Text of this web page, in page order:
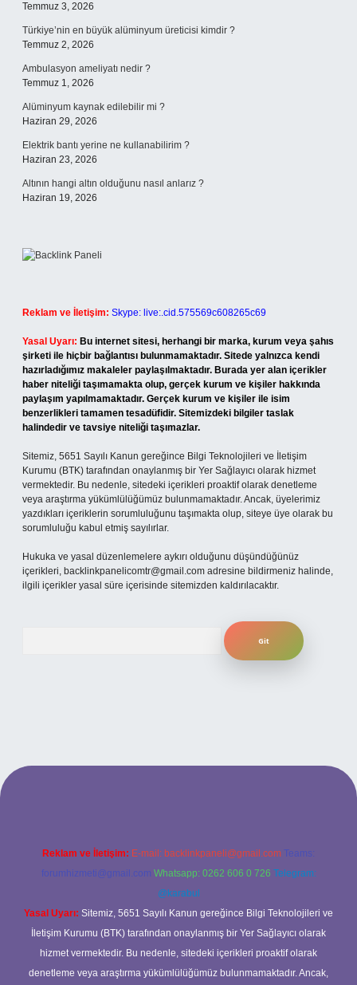
Temmuz 3, 2026
Türkiye’nin en büyük alüminyum üreticisi kimdir ?
Temmuz 2, 2026
Ambulasyon ameliyatı nedir ?
Temmuz 1, 2026
Alüminyum kaynak edilebilir mi ?
Haziran 29, 2026
Elektrik bantı yerine ne kullanabilirim ?
Haziran 23, 2026
Altının hangi altın olduğunu nasıl anlarız ?
Haziran 19, 2026
Reklam ve İletişim: Skype: live:.cid.575569c608265c69
Yasal Uyarı: Bu internet sitesi, herhangi bir marka, kurum veya şahıs
şirketi ile hiçbir bağlantısı bulunmamaktadır. Sitede yalnızca kendi
hazırladığımız makaleler paylaşılmaktadır. Burada yer alan içerikler
haber niteliği taşımamakta olup, gerçek kurum ve kişiler hakkında
paylaşım yapılmamaktadır. Gerçek kurum ve kişiler ile isim
benzerlikleri tamamen tesadüfidir. Sitemizdeki bilgiler taslak
halindedir ve tavsiye niteliği taşımazlar.
Sitemiz, 5651 Sayılı Kanun gereğince Bilgi Teknolojileri ve İletişim
Kurumu (BTK) tarafından onaylanmış bir Yer Sağlayıcı olarak hizmet
vermektedir. Bu nedenle, sitedeki içerikleri proaktif olarak denetleme
veya araştırma yükümlülüğümüz bulunmamaktadır. Ancak, üyelerimiz
yazdıkları içeriklerin sorumluluğunu taşımakta olup, siteye üye olarak bu
sorumluluğu kabul etmiş sayılırlar.
Hukuka ve yasal düzenlemelere aykırı olduğunu düşündüğünüz
içerikleri, backlinkpanelicomtr@gmail.com adresine bildirmeniz halinde,
ilgili içerikler yasal süre içerisinde sitemizden kaldırılacaktır.
Reklam ve İletişim: E-mail: backlinkpaneli@gmail.com Teams:
forumhizmeti@gmail.com Whatsapp: 0262 606 0 726 Telegram:
@karabul
Yasal Uyarı: Sitemiz, 5651 Sayılı Kanun gereğince Bilgi Teknolojileri ve
İletişim Kurumu (BTK) tarafından onaylanmış bir Yer Sağlayıcı olarak
hizmet vermektedir. Bu nedenle, sitedeki içerikleri proaktif olarak
denetleme veya araştırma yükümlülüğümüz bulunmamaktadır. Ancak,